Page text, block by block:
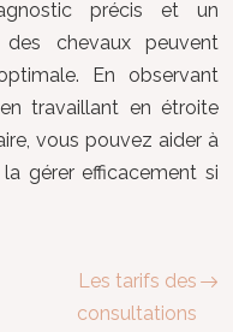
précis et un
chevaux peuvent
En observant
travaillant en étroite
vous pouvez aider à
gérer efficacement si
Les tarifs des
consultations